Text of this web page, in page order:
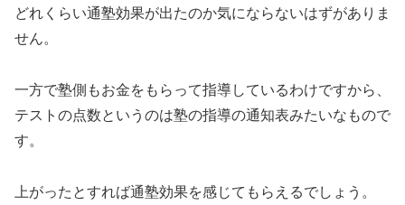
どれくらい通塾効果が出たのか気にならないはずがありま
せん。
一方で塾側もお金をもらって指導しているわけですから、
テストの点数というのは塾の指導の通知表みたいなもので
す。
上がったとすれば通塾効果を感じてもらえるでしょう。